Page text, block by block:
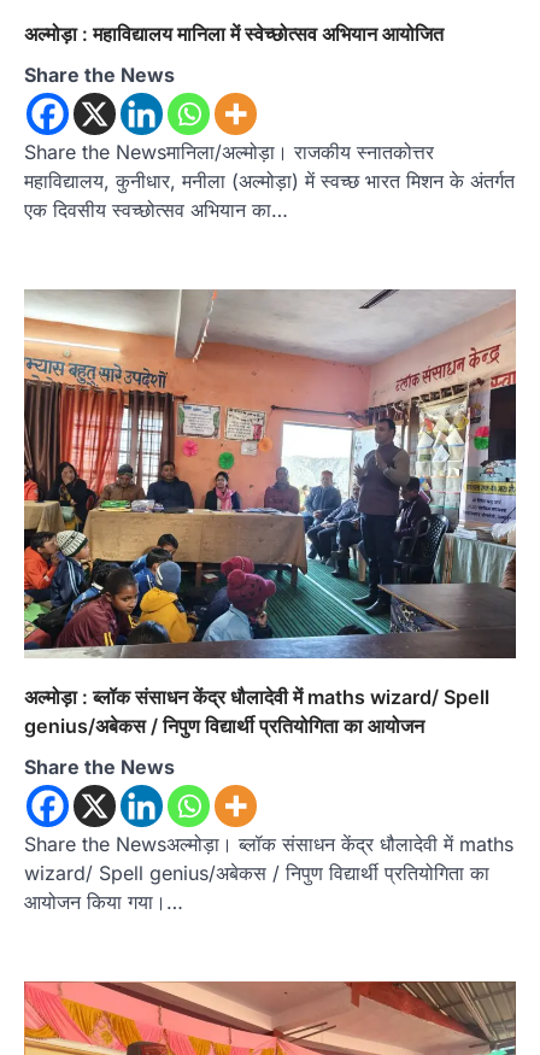
अल्मोड़ा : महाविद्यालय मानिला में स्वेच्छोत्सव अभियान आयोजित
Share the News
Share the Newsमानिला/अल्मोड़ा। राजकीय स्नातकोत्तर
महाविद्यालय, कुनीधार, मनीला (अल्मोड़ा) में स्वच्छ भारत मिशन के अंतर्गत
एक दिवसीय स्वच्छोत्सव अभियान का…
अल्मोड़ा : ब्लॉक संसाधन केंद्र धौलादेवी में maths wizard/ Spell
genius/अबेकस / निपुण विद्यार्थी प्रतियोगिता का आयोजन
Share the News
Share the Newsअल्मोड़ा। ब्लॉक संसाधन केंद्र धौलादेवी में maths
wizard/ Spell genius/अबेकस / निपुण विद्यार्थी प्रतियोगिता का
आयोजन किया गया।…
कांग्रेस का गुस्सा, मंत्री और सरकार का पुतला
फूंका
Admin August 6, 2026